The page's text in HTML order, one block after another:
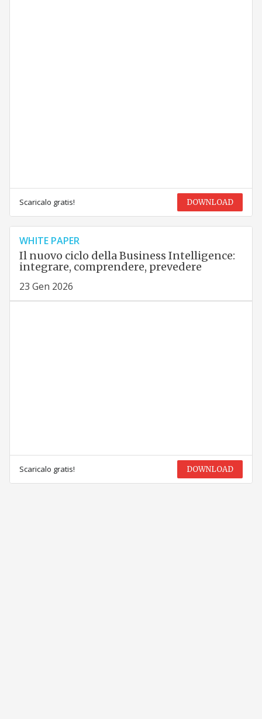
Scaricalo gratis! DOWNLOAD
WHITE PAPER
Il nuovo ciclo della Business Intelligence:
integrare, comprendere, prevedere
23 Gen 2026
Scaricalo gratis! DOWNLOAD